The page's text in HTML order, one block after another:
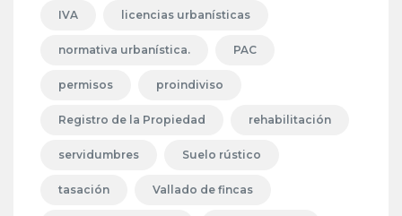
IVA licencias urbanísticas
normativa urbanística. PAC
permisos proindiviso
Registro de la Propiedad rehabilitación
servidumbres Suelo rústico
tasación Vallado de fincas